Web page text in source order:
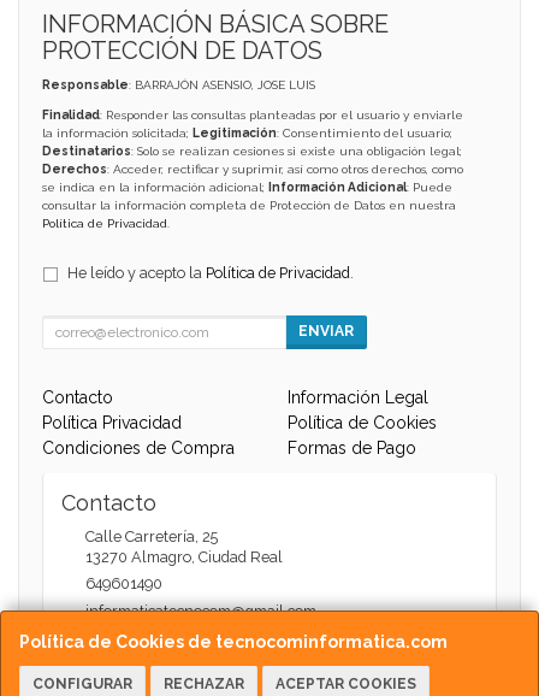
Política de Cookies de tecnocominformatica.com
CONFIGURAR RECHAZAR ACEPTAR COOKIES
INFORMACIÓN BÁSICA SOBRE
PROTECCIÓN DE DATOS
Responsable: BARRAJÓN ASENSIO, JOSE LUIS
Finalidad: Responder las consultas planteadas por el usuario y enviarle
la información solicitada; Legitimación: Consentimiento del usuario;
Destinatarios: Solo se realizan cesiones si existe una obligación legal;
Derechos: Acceder, rectificar y suprimir, así como otros derechos, como
se indica en la información adicional;
Información Adicional: Puede
consultar la información completa de Protección de Datos en nuestra
Política de Privacidad.
He leído y acepto la Política de Privacidad.
ENVIAR
Contacto
Información Legal
Política Privacidad
Política de Cookies
Condiciones de Compra
Formas de Pago
Contacto
Calle Carretería, 25
13270 Almagro, Ciudad Real
649601490
informaticatecnocom@gmail.com